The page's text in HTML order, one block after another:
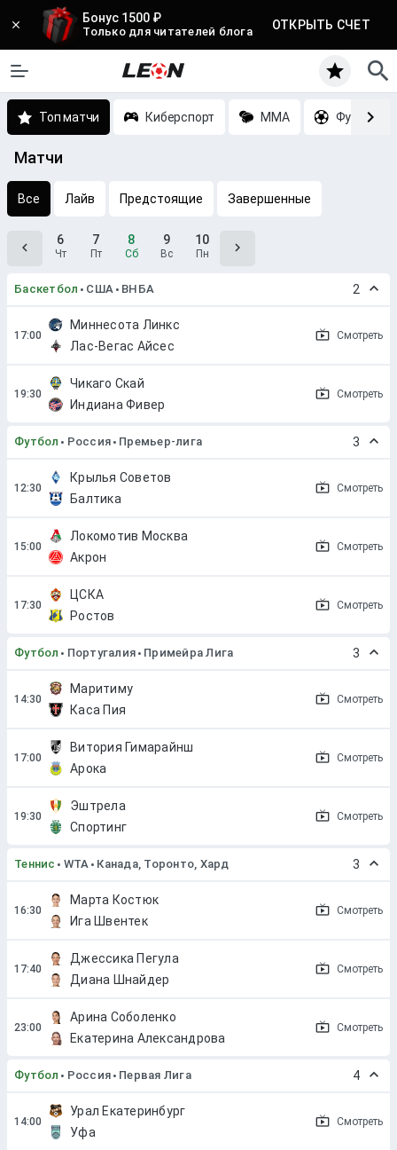
Бонус 1500 ₽
Только для читателей блога ОТКРЫТЬ СЧЕТ
Топ матчи Киберспорт MMA Футбол
Матчи
Все Лайв Предстоящие Завершенные
6
Чт
7
Пт
8
Сб
9
Вс
10
Пн
Баскетбол США ВНБА 2
Миннесота Линкс
Лас-Вегас Айсес
Смотреть
Чикаго Скай
Индиана Фивер
Смотреть
Футбол Россия Премьер-лига 3
Крылья Советов
Балтика
Смотреть
Локомотив Москва
Акрон
Смотреть
ЦСКА
Ростов
Смотреть
Футбол Португалия Примейра Лига 3
Маритиму
Каса Пия
Смотреть
Витория Гимарайнш
Арока
Смотреть
Эштрела
Спортинг
Смотреть
Теннис WTA Канада, Торонто, Хард 3
Марта Костюк
Ига Швентек
Смотреть
Джессика Пегула
Диана Шнайдер
Смотреть
Арина Соболенко
Екатерина Александрова
Смотреть
Футбол Россия Первая Лига 4
Урал Екатеринбург
Уфа
Смотреть